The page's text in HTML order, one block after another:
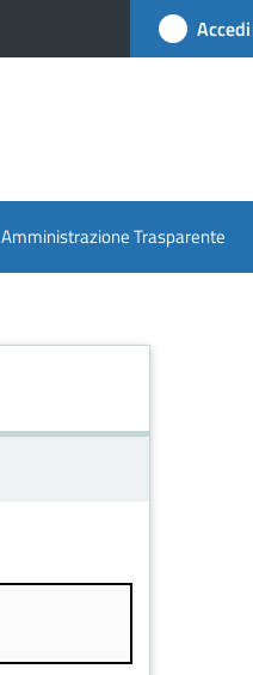
Amministrazione Trasparente